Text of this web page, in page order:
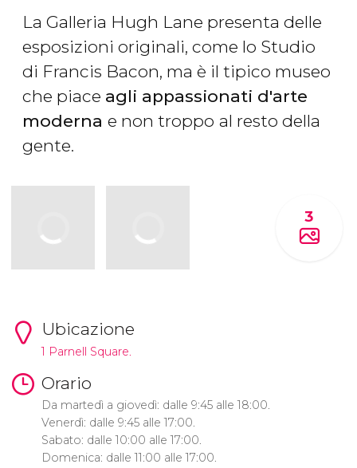
La Galleria Hugh Lane presenta delle
esposizioni originali, come lo Studio
di Francis Bacon, ma è il tipico museo
che piace agli appassionati d'arte
moderna e non troppo al resto della
gente.
3
Ubicazione
1 Parnell Square.
Orario
Da martedì a giovedì: dalle 9:45 alle 18:00.
Venerdì: dalle 9:45 alle 17:00.
Sabato: dalle 10:00 alle 17:00.
Domenica: dalle 11:00 alle 17:00.